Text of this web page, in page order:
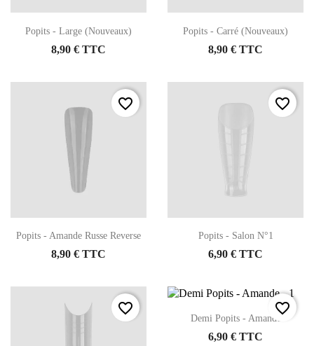
Popits - Large (Nouveaux)
8,90 € TTC
Popits - Carré (Nouveaux)
8,90 € TTC
Popits - Amande Russe Reverse
8,90 € TTC
favorite_border
Popits - Salon N°1
6,90 € TTC
favorite_border
favorite_border
Demi Popits - Amande
6,90 € TTC
favorite_border